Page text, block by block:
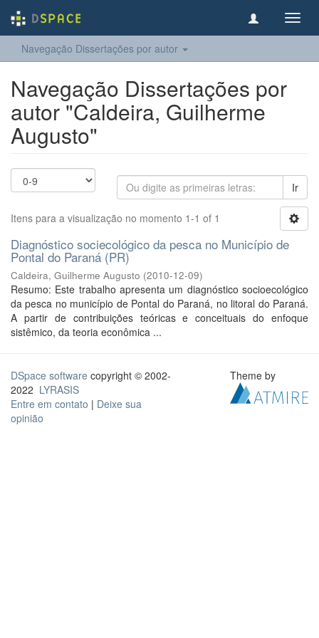
Navegação Dissertações por autor
Navegação Dissertações por
autor "Caldeira, Guilherme
Augusto"
Ir
Itens para a visualização no momento 1-1 of 1
Diagnóstico sociecológico da pesca no Município de
Pontal do Paraná (PR)
Caldeira, Guilherme Augusto (2010-12-09)
Resumo: Este trabalho apresenta um diagnóstico socioecológico
da pesca no município de Pontal do Paraná, no litoral do Paraná.
A partir de contribuições teóricas e conceituais do enfoque
sistêmico, da teoria econômica ...
DSpace software copyright © 2002-
2022 LYRASIS
Entre em contato | Deixe sua
opinião
Theme by